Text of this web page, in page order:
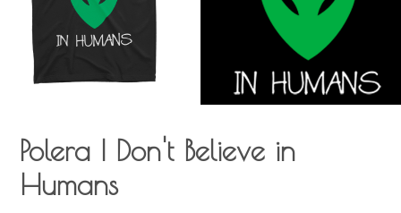
Polera I Don't Believe in
Humans